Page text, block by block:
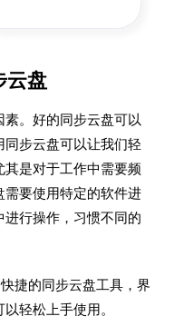
云盘
。好的同步云盘可以
步云盘可以让我们轻
是对于工作中需要频
需要使用特定的软件进
行操作，习惯不同的
捷的同步云盘工具，界
轻松上手使用。